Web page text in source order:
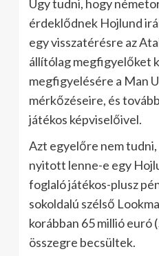
Úgy tudni, hogy
érdeklődnek Hojlund
egy visszatérésre az
állítólag megfigyelőket
megfigyelésére a Man
mérkőzéseire, és
játékos képviselőivel.
Azt egyelőre nem
nyitott lenne-e egy
foglaló játékos-plusz
sokoldalú szélső
korábban 65 millió euró
összegre becsültek.